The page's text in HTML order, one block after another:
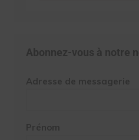
Abonnez-vous à notre
Adresse de messagerie
Prénom